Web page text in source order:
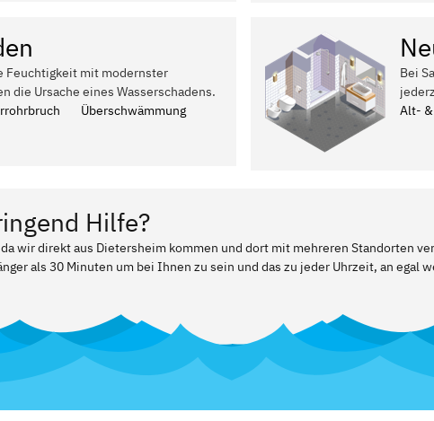
Feuchtigkeit mit modernster
die Ursache eines Wasserschadens.
Überschwämmung
Bei
Alt-
Hilfe?
wir direkt aus Dietersheim kommen und dort mit mehreren Standorten
als 30 Minuten um bei Ihnen zu sein und das zu jeder Uhrzeit, an egal